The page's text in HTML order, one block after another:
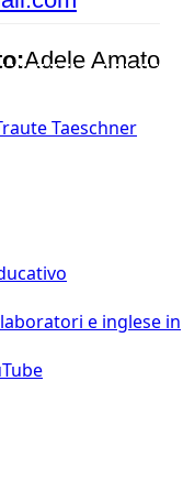
Taeschner
e inglese in
Adele Amato